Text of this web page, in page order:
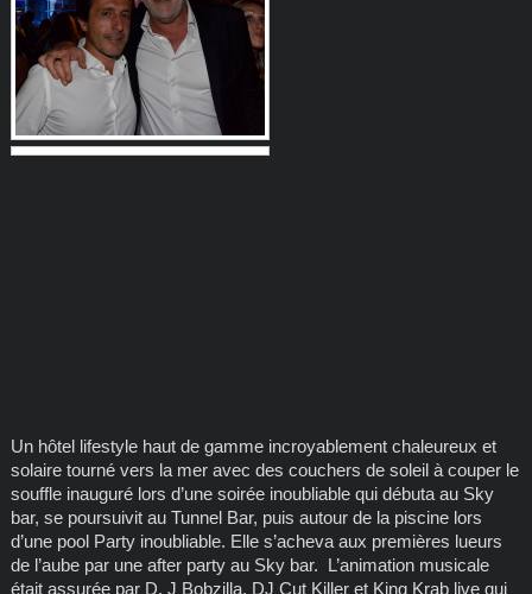
Un hôtel lifestyle haut de gamme incroyablement chaleureux et
solaire tourné vers la mer avec des couchers de soleil à couper le
souffle inauguré lors d’une soirée inoubliable qui débuta au Sky
bar, se poursuivit au Tunnel Bar, puis autour de la piscine lors
d’une pool Party inoubliable. Elle s’acheva aux premières lueurs
de l’aube par une after party au Sky bar. L’animation musicale
était assurée par D. J Bobzilla, DJ Cut Killer et King Krab live qui